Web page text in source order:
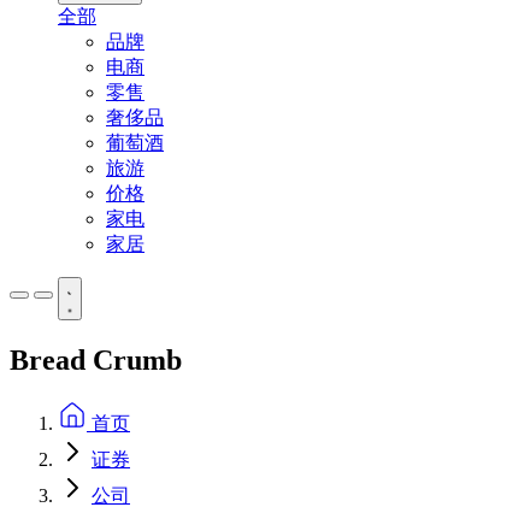
全部
品牌
电商
零售
奢侈品
葡萄酒
旅游
价格
家电
家居
Bread Crumb
首页
证券
公司